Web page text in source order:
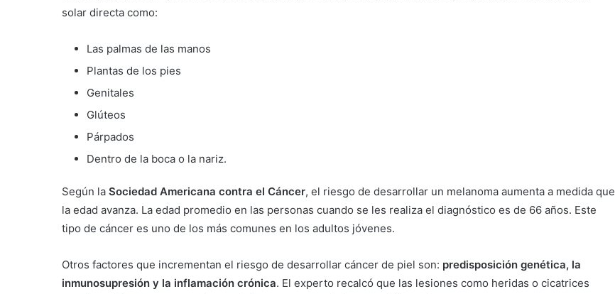
solar directa como:
Las palmas de las manos
Plantas de los pies
Genitales
Glúteos
Párpados
Dentro de la boca o la nariz.
Según la Sociedad Americana contra el Cáncer, el riesgo de desarrollar un melanoma aumenta a medida que
la edad avanza. La edad promedio en las personas cuando se les realiza el diagnóstico es de 66 años. Este
tipo de cáncer es uno de los más comunes en los adultos jóvenes.
Otros factores que incrementan el riesgo de desarrollar cáncer de piel son: predisposición genética, la
inmunosupresión y la inflamación crónica. El experto recalcó que las lesiones como heridas o cicatrices